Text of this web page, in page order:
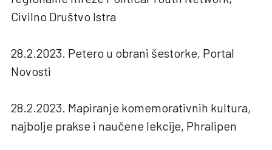
Civilno Društvo Istra
28.2.2023. Petero u obrani šestorke, Portal
Novosti
28.2.2023. Mapiranje komemorativnih kultura,
najbolje prakse i naučene lekcije, Phralipen